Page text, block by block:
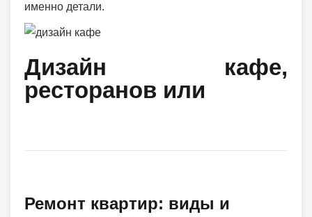
именно детали.
Дизайн кафе,
ресторанов или
Ремонт квартир: виды и